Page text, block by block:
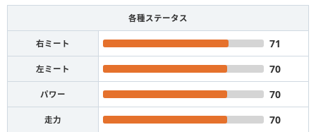
各種ステータス
右ミート 71
左ミート 70
パワー 70
走力 70